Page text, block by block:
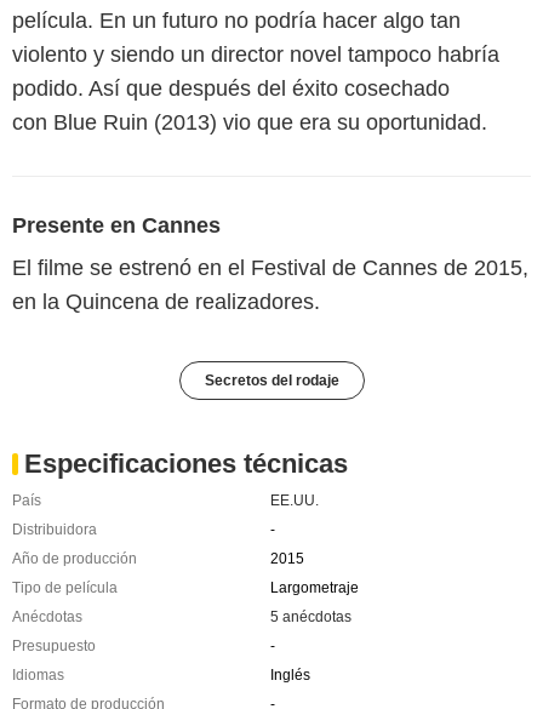
película. En un futuro no podría hacer algo tan
violento y siendo un director novel tampoco habría
podido. Así que después del éxito cosechado
con Blue Ruin (2013) vio que era su oportunidad.
Presente en Cannes
El filme se estrenó en el Festival de Cannes de 2015,
en la Quincena de realizadores.
Secretos del rodaje
Especificaciones técnicas
País
EE.UU.
Distribuidora
-
Año de producción
2015
Tipo de película
Largometraje
Anécdotas
5 anécdotas
Presupuesto
-
Idiomas
Inglés
Formato de producción
-